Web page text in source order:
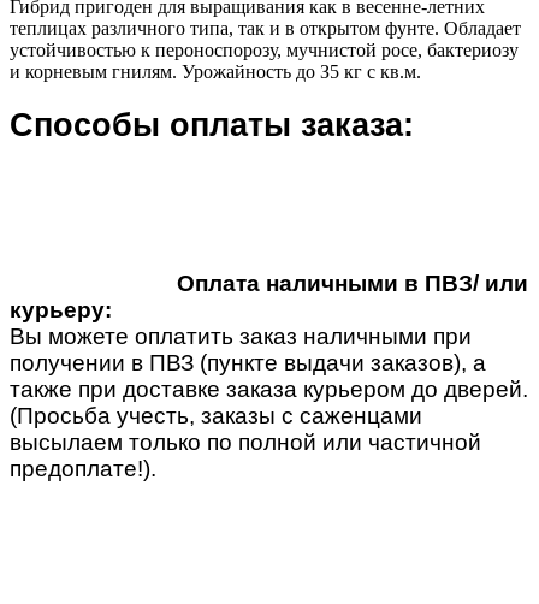
Гибрид пригоден для выращивания как в весенне-летних
теплицах различного типа, так и в открытом фунте. Обладает
устойчивостью к пероноспорозу, мучнистой росе, бактериозу
и корневым гнилям. Урожайность до З5 кг с кв.м.
Способы оплаты заказа:
Оплата наличными в ПВЗ/ или
курьеру:
Вы можете оплатить заказ наличными при
получении в ПВЗ (пункте выдачи заказов), а
также при доставке заказа курьером до дверей.
(Просьба учесть, заказы с саженцами
высылаем только по полной или частичной
предоплате!).